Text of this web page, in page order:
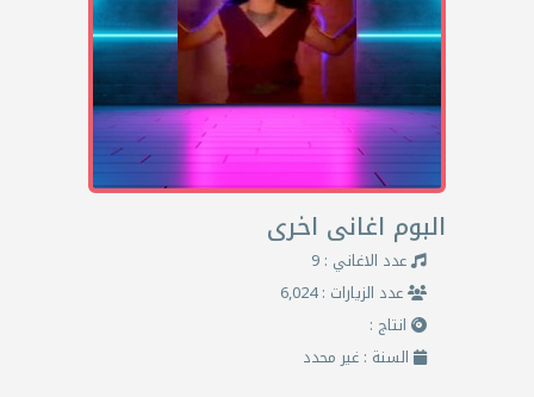
البوم اغانى اخرى
عدد الاغاني : 9
عدد الزيارات : 6,024
انتاج :
السنة : غير محدد